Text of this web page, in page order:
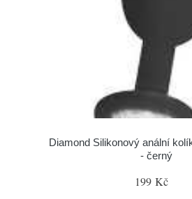
Diamond Silikonový anální
- černý
199 Kč